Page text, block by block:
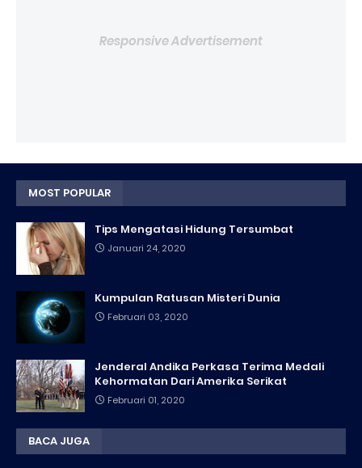
Responsive Advertisement
MOST POPULAR
Tips Mengatasi Hidung Tersumbat
Januari 24, 2020
Kumpulan Ratusan Misteri Dunia
Februari 03, 2020
Jenderal Andika Perkasa Terima Medali
Kehormatan Dari Amerika Serikat
Februari 01, 2020
BACA JUGA